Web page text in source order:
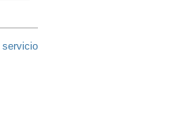
servicio